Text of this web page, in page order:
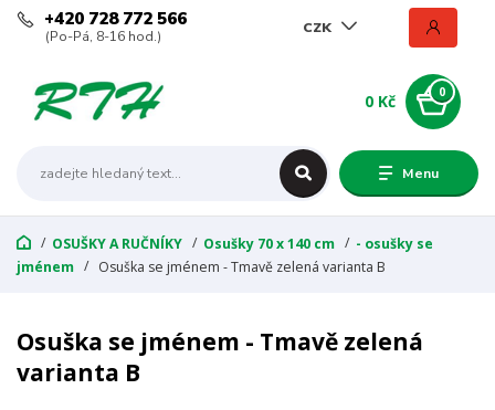
Menu
CZK
+420 728 772 566
(Po-Pá, 8-16 hod.)
0
0 Kč
OSUŠKY A RUČNÍKY Osušky 70 x 140 cm
- osušky se
jménem
Osuška se jménem - Tmavě zelená varianta B
Osuška se jménem - Tmavě zelená
varianta B